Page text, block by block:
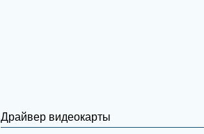
Драйвер видеокарты